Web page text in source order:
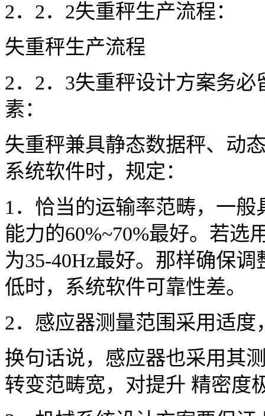
2．2．2失重秤生产流程：
失重秤生产流程
2．2．3失重秤设计方案务
素：
失重秤兼具静态数据秤、动
系统软件时，规定：
1．恰当的运输率范畴，一
能力的60%~70%最好。若选
为35-40Hz最好。那样确保
低时，系统软件可靠性差。
2．感应器测量范围采用适度
换句话说，感应器也采用其
转变范畴宽，对提升 精密度